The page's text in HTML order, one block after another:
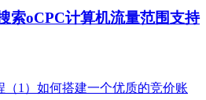
索oCPC计算机流量范围支持